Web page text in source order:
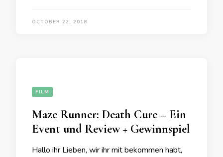
OCTOBER 22, 2018
FILM
Maze Runner: Death Cure – Ein
Event und Review + Gewinnspiel
Hallo ihr Lieben, wir ihr mit bekommen habt,